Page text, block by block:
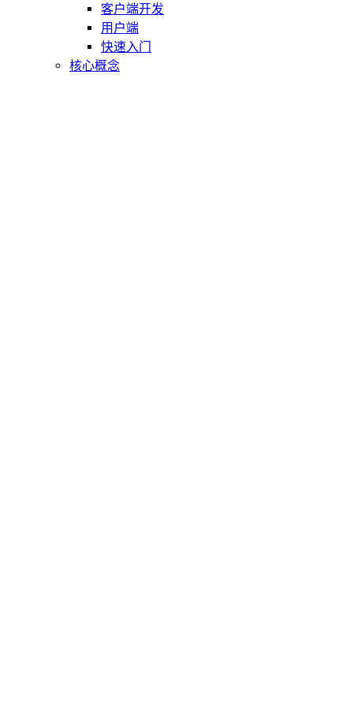
客户端开发
用户端
快速入门
核心概念